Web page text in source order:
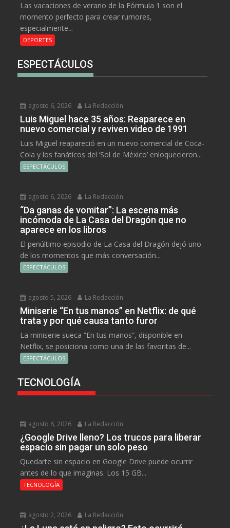
Las vacaciones de verano de la Fórmula 1 son el
momento perfecto para crear rumores,
especialmente...
DEPORTES
ESPECTÁCULOS
agosto 6, 2026 La Redacción
Luis Miguel hace 35 años: Reaparece en
nuevo comercial y reviven video de 1991
Luis Miguel reapareció en un nuevo comercial de Coca-
Cola y los fanáticos del ‘Sol de México’ enloquecieron...
ESPECTÁCULOS
agosto 6, 2026 La Redacción
“Da ganas de vomitar”: La escena más
incómoda de La Casa del Dragón que no
aparece en los libros
El penúltimo episodio de La Casa del Dragón dejó uno
de los momentos que más conversación...
ESPECTÁCULOS
agosto 5, 2026 La Redacción
Miniserie “En tus manos” en Netflix: de qué
trata y por qué causa tanto furor
La miniserie sueca “En tus manos”, disponible en
Netflix, se posiciona como una de las favoritas de...
ESPECTÁCULOS
TECNOLOGÍA
agosto 6, 2026 La Redacción
¿Google Drive lleno? Los trucos para liberar
espacio sin pagar un solo peso
Quedarte sin espacio en Google Drive puede ocurrir
antes de lo que imaginas. Los 15 GB...
TECNOLOGÍA
agosto 2, 2026 La Redacción